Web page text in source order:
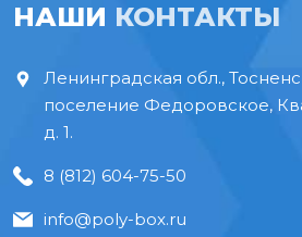
НАШИ КОНТАКТЫ
Ленинградская обл.,
поселение Федоровское,
д. 1.
8 (812) 604-75-50
info@poly-box.ru